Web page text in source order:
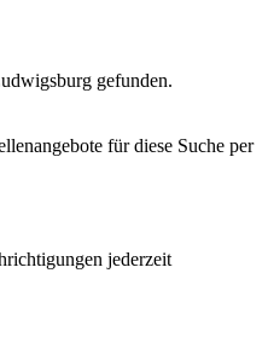
gefunden.
für diese Suche per
jederzeit